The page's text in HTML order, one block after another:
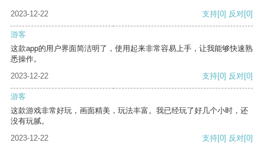
2023-12-22 支持[0] 反对[0]
游客
这款app的用户界面简洁明了，使用起来非常容易上手，让我能够快速熟
悉操作。
2023-12-22
支持[0] 反对[0]
游客
这款游戏非常好玩，画面精美，玩法丰富。我已经玩了好几个小时，还
没有玩腻。
2023-12-22
支持[0] 反对[0]